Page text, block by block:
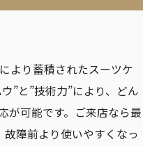
より蓄積されたスーツケ
”と”技術力”により、どん
が可能です。ご来店なら最
障前より使いやすくなっ